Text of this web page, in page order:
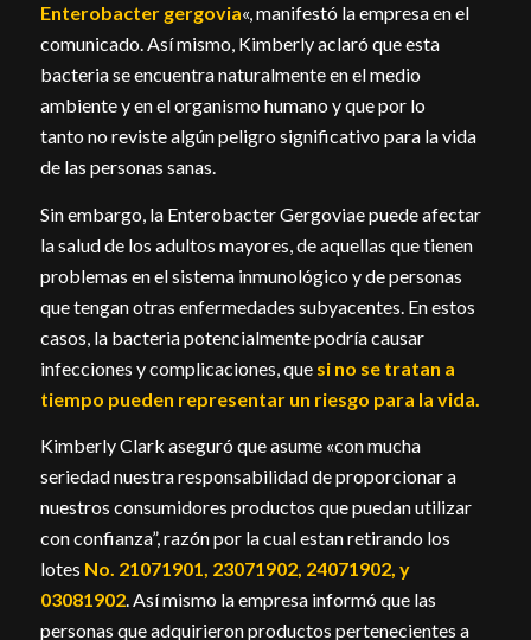
Enterobacter gergovia«, manifestó la empresa en el
comunicado. Así mismo, Kimberly aclaró que esta
bacteria se encuentra naturalmente en el medio
ambiente y en el organismo humano y que por lo
tanto no reviste algún peligro significativo para la vida
de las personas sanas.
Sin embargo, la Enterobacter Gergoviae puede afectar
la salud de los adultos mayores, de aquellas que tienen
problemas en el sistema inmunológico y de personas
que tengan otras enfermedades subyacentes. En estos
casos, la bacteria potencialmente podría causar
infecciones y complicaciones, que si no se tratan a
tiempo pueden representar un riesgo para la vida.
Kimberly Clark aseguró que asume «con mucha
seriedad nuestra responsabilidad de proporcionar a
nuestros consumidores productos que puedan utilizar
con confianza”, razón por la cual estan retirando los
lotes No. 21071901, 23071902, 24071902, y
03081902. Así mismo la empresa informó que las
personas que adquirieron productos pertenecientes a